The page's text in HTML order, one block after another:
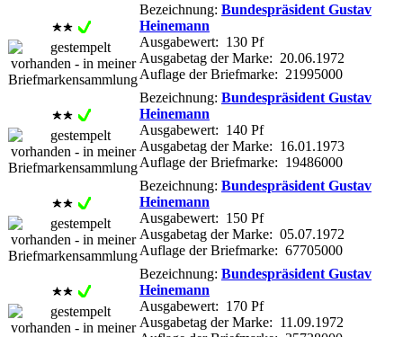
Bezeichnung: Bundespräsident Gustav
Heinemann
Ausgabewert: 130 Pf
Ausgabetag der Marke: 20.06.1972
Auflage der Briefmarke: 21995000
Bezeichnung: Bundespräsident Gustav
Heinemann
Ausgabewert: 140 Pf
Ausgabetag der Marke: 16.01.1973
Auflage der Briefmarke: 19486000
Bezeichnung: Bundespräsident Gustav
Heinemann
Ausgabewert: 150 Pf
Ausgabetag der Marke: 05.07.1972
Auflage der Briefmarke: 67705000
Bezeichnung: Bundespräsident Gustav
Heinemann
Ausgabewert: 170 Pf
Ausgabetag der Marke: 11.09.1972